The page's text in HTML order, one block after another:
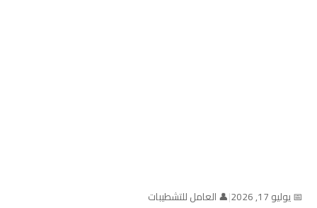
📅 يوليو 17, 2026 |👤 العامل للتشطيبات